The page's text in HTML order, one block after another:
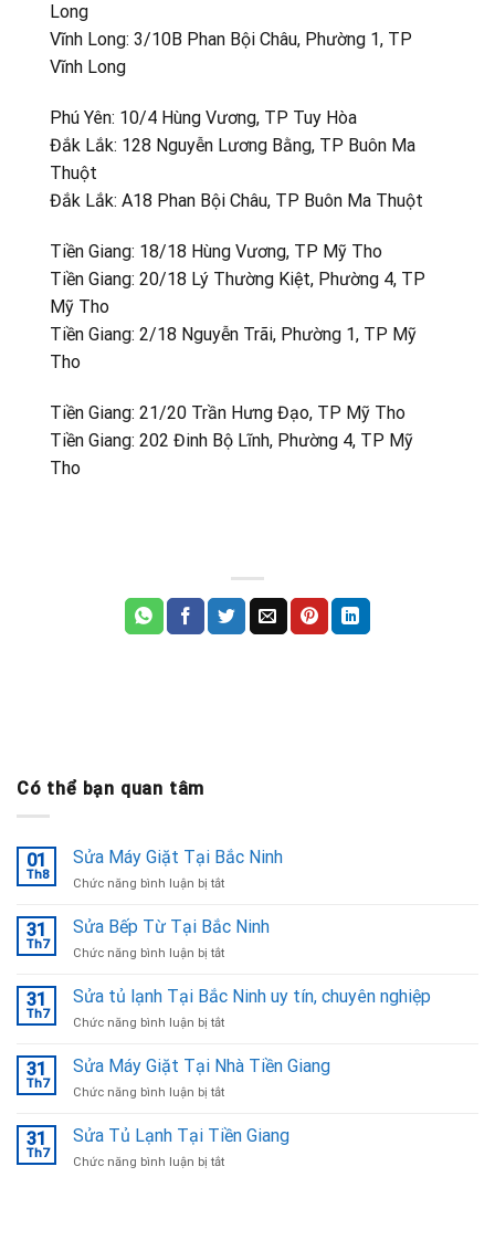
Long
Vĩnh Long: 3/10B Phan Bội Châu, Phường 1, TP
Vĩnh Long
Phú Yên: 10/4 Hùng Vương, TP Tuy Hòa
Đắk Lắk: 128 Nguyễn Lương Bằng, TP Buôn Ma
Thuột
Đắk Lắk: A18 Phan Bội Châu, TP Buôn Ma Thuột
Tiền Giang: 18/18 Hùng Vương, TP Mỹ Tho
Tiền Giang: 20/18 Lý Thường Kiệt, Phường 4, TP
Mỹ Tho
Tiền Giang: 2/18 Nguyễn Trãi, Phường 1, TP Mỹ
Tho
Tiền Giang: 21/20 Trần Hưng Đạo, TP Mỹ Tho
Tiền Giang: 202 Đinh Bộ Lĩnh, Phường 4, TP Mỹ
Tho
Có thể bạn quan tâm
01
Th8
Sửa Máy Giặt Tại Bắc Ninh
Chức năng bình luận bị tắtở
Máy
Tại
Ninh
31
Th7
Sửa Bếp Từ Tại Bắc Ninh
Chức năng bình luận bị tắtở
Bếp
Tại
Ninh
31
Th7
Sửa tủ lạnh Tại Bắc Ninh uy tín, chuyên nghiệp
Chức năng bình luận bị tắtở
tủ
Tại
Ninh
31
Th7
Sửa Máy Giặt Tại Nhà Tiền Giang
Chức năng bình luận bị tắtở
Máy
Giặt
Tại
31
Th7
Sửa Tủ Lạnh Tại Tiền Giang
Chức năng bình luận bị tắtở